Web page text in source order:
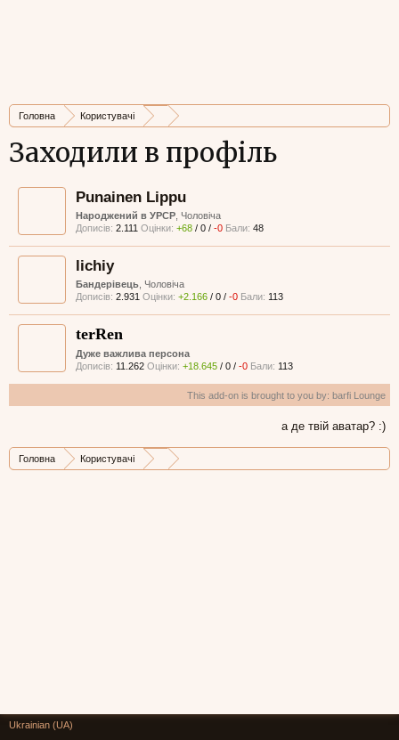
Головна Користувачі
Заходили в профіль
Punainen Lippu
Народжений в УРСР , Чоловіча
Дописів: 2.111 Оцінки: +68 / 0 / -0 Бали: 48
lichiy
Бандерівець , Чоловіча
Дописів: 2.931 Оцінки: +2.166 / 0 / -0 Бали: 113
terRen
Дуже важлива персона
Дописів: 11.262 Оцінки: +18.645 / 0 / -0 Бали: 113
This add-on is brought to you by: barfi Lounge
а де твій аватар? :)
Головна Користувачі
Ukrainian (UA)